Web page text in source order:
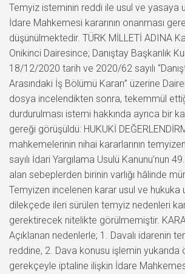
Temyiz isteminin reddi ile usul ve yasaya
İdare Mahkemesi kararının onanması
düşünülmektedir. TÜRK MİLLETİ ADINA
Onikinci Dairesince; Danıştay Başkanlık
18/12/2020 tarih ve 2020/62 sayılı
Arasındaki İş Bölümü Kararı” üzerine
dosya incelendikten sonra, tekemmül
durdurulması istemi hakkında ayrıca bir
gereği görüşüldü: HUKUKİ
mahkemelerinin nihai kararlarının
sayılı İdari Yargılama Usulü Kanunu’nun
alan sebeplerden birinin varlığı hâlinde
Temyizen incelenen karar usul ve hukuka
dilekçede ileri sürülen temyiz nedenleri
gerektirecek nitelikte görülmemiştir.
Açıklanan nedenlerle; 1. Davalı idarenin
reddine, 2. Dava konusu işlemin yukarıda
gerekçeyle iptaline ilişkin İdare